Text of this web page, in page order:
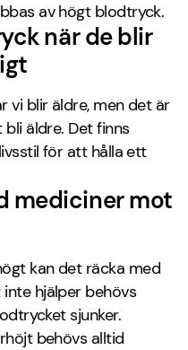
av högt blodtryck.
när de blir
vi blir äldre, men det är
äldre. Det finns
för att hålla ett
mediciner mot
kan det räcka med
hjälper behövs
sjunker.
behövs alltid